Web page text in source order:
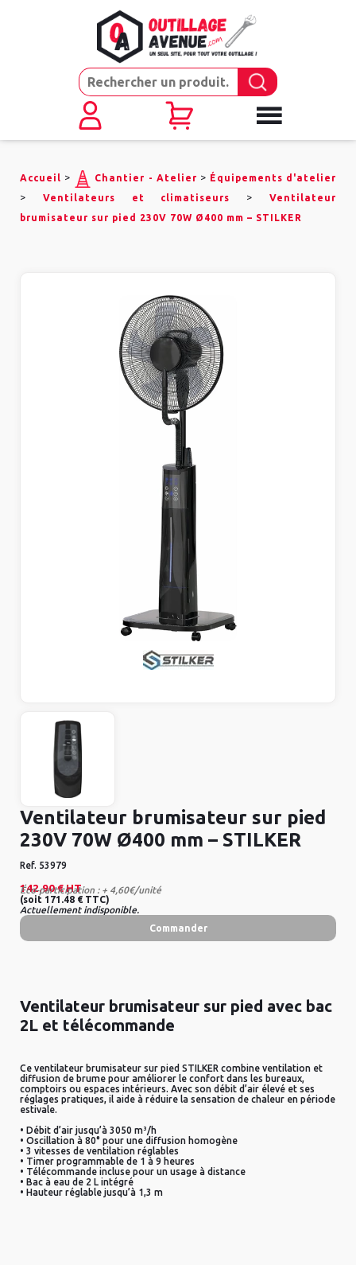
Accueil > Chantier - Atelier > Équipements d'atelier
> Ventilateurs et climatiseurs >Ventilateur
brumisateur sur pied 230V 70W Ø400 mm – STILKER
Ventilateur brumisateur sur pied
230V 70W Ø400 mm – STILKER
Ref. 53979
142.90 €HT
(soit 171.48 € TTC)
Éco-participation : + 4,60€/unité
Actuellement indisponible.
Commander
Ventilateur brumisateur sur pied avec bac
2L et télécommande
Ce ventilateur brumisateur sur pied STILKER combine ventilation et
diffusion de brume pour améliorer le confort dans les bureaux,
comptoirs ou espaces intérieurs. Avec son débit d’air élevé et ses
réglages pratiques, il aide à réduire la sensation de chaleur en période
estivale.
• Débit d’air jusqu’à 3050 m³/h
• Oscillation à 80° pour une diffusion homogène
• 3 vitesses de ventilation réglables
• Timer programmable de 1 à 9 heures
• Télécommande incluse pour un usage à distance
• Bac à eau de 2 L intégré
• Hauteur réglable jusqu’à 1,3 m